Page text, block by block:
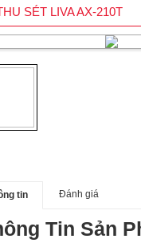
SÉT LIVA AX-210T
tin Đánh giá
Tin Sản